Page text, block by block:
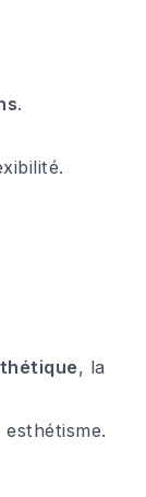
.
, la